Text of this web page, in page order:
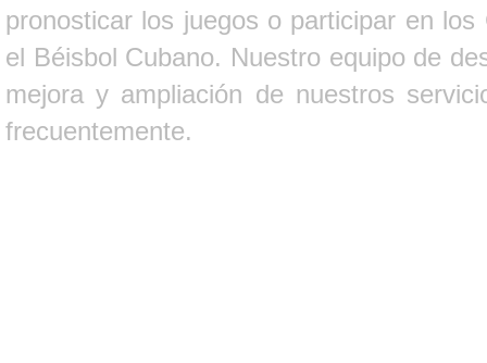
pronosticar los juegos o participar en
el Béisbol Cubano. Nuestro equipo de
mejora y ampliación de nuestros
frecuentemente.